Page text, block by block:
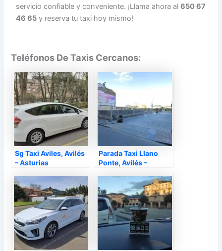
servicio confiable y conveniente. ¡Llama ahora al650 67
46 65 y reserva tu taxi hoy mismo!
Teléfonos De Taxis Cercanos:
Sg Taxi Aviles, Avilés
– Asturias
Parada Taxi Llano
Ponte, Avilés –